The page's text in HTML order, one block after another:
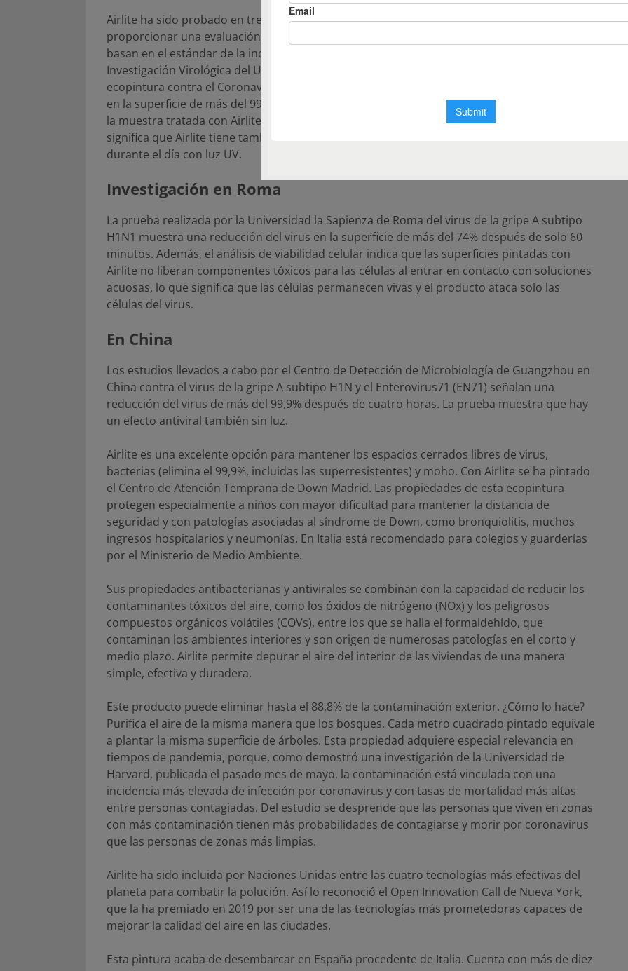
Airlite ha sido probado en tres universidades de tres países con tres virus diferentes para
proporcionar una evaluación completa de sus capacidades antivíricas. Los estudios se
basan en el estándar de la industria ISO 21702:2019. Los laboratorios de los Servicios de
Investigación Virológica del University College de Londres analizaron los resultados de la
ecopintura contra el Coronavirus Humano NL63, que evidenciaron una reducción del virus
en la superficie de más del 99% después de solo 15 minutos. La prueba se realizó irradiando
la muestra tratada con Airlite bajo UV-A durante una hora antes del experimento. Esto
significa que Airlite tiene también capacidad antivírica durante un periodo sin luz si se activa
durante el día con luz UV.
Investigación en Roma
La prueba realizada por la Universidad la Sapienza de Roma del virus de la gripe A subtipo
H1N1 muestra una reducción del virus en la superficie de más del 74% después de solo 60
minutos. Además, el análisis de viabilidad celular indica que las superficies pintadas con
Airlite no liberan componentes tóxicos para las células al entrar en contacto con soluciones
acuosas, lo que significa que las células permanecen vivas y el producto ataca solo las
células del virus.
En China
Los estudios llevados a cabo por el Centro de Detección de Microbiología de Guangzhou en
China contra el virus de la gripe A subtipo H1N y el Enterovirus71 (EN71) señalan una
reducción del virus de más del 99,9% después de cuatro horas. La prueba muestra que hay
un efecto antiviral también sin luz.
Airlite es una excelente opción para mantener los espacios cerrados libres de virus,
bacterias (elimina el 99,9%, incluidas las superresistentes) y moho. Con Airlite se ha pintado
el Centro de Atención Temprana de Down Madrid. Las propiedades de esta ecopintura
protegen especialmente a niños con mayor dificultad para mantener la distancia de
seguridad y con patologías asociadas al síndrome de Down, como bronquiolitis, muchos
ingresos hospitalarios y neumonías. En Italia está recomendado para colegios y guarderías
por el Ministerio de Medio Ambiente.
Sus propiedades antibacterianas y antivirales se combinan con la capacidad de reducir los
contaminantes tóxicos del aire, como los óxidos de nitrógeno (NOx) y los peligrosos
compuestos orgánicos volátiles (COVs), entre los que se halla el formaldehído, que
contaminan los ambientes interiores y son origen de numerosas patologías en el corto y
medio plazo. Airlite permite depurar el aire del interior de las viviendas de una manera
simple, efectiva y duradera.
Este producto puede eliminar hasta el 88,8% de la contaminación exterior. ¿Cómo lo hace?
Purifica el aire de la misma manera que los bosques. Cada metro cuadrado pintado equivale
a plantar la misma superficie de árboles. Esta propiedad adquiere especial relevancia en
tiempos de pandemia, porque, como demostró una investigación de la Universidad de
Harvard, publicada el pasado mes de mayo, la contaminación está vinculada con una
incidencia más elevada de infección por coronavirus y con tasas de mortalidad más altas
entre personas contagiadas. Del estudio se desprende que las personas que viven en zonas
con más contaminación tienen más probabilidades de contagiarse y morir por coronavirus
que las personas de zonas más limpias.
Airlite ha sido incluida por Naciones Unidas entre las cuatro tecnologías más efectivas del
planeta para combatir la polución. Así lo reconoció el Open Innovation Call de Nueva York,
que la ha premiado en 2019 por ser una de las tecnologías más prometedoras capaces de
mejorar la calidad del aire en las ciudades.
Esta pintura acaba de desembarcar en España procedente de Italia. Cuenta con más de diez